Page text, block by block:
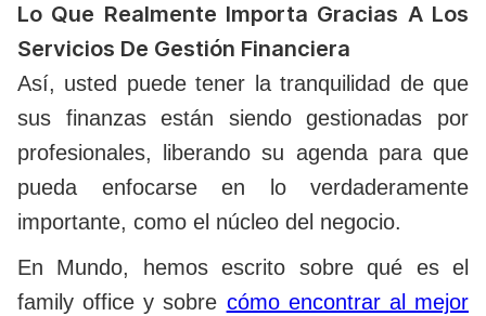
Lo Que Realmente Importa Gracias A Los
Servicios De Gestión Financiera
Así, usted puede tener la tranquilidad de que
sus finanzas están siendo gestionadas por
profesionales, liberando su agenda para que
pueda enfocarse en lo verdaderamente
importante, como el núcleo del negocio.
En Mundo, hemos escrito sobre qué es el
family office y sobre cómo encontrar al mejor